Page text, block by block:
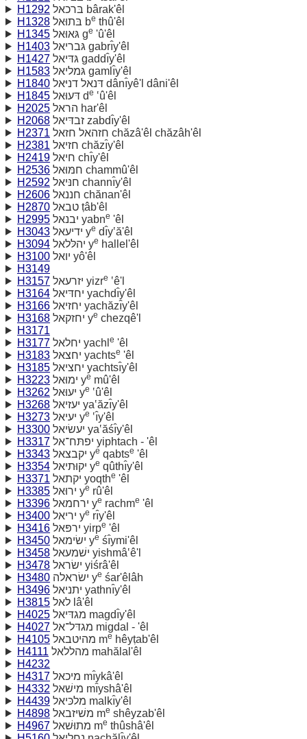
H1292
בּרכאל bârak'êl
H1328
בּתוּאל be thû'êl
H1345
גּאוּאל ge 'û'êl
H1403
גּבריאל gabrı̂y'êl
H1427
גּדּיאל gaddı̂y'êl
H1583
גּמליאל gamlı̂y'êl
H1840
דּנאל דניּאל dânı̂yê'l dâni'êl
H1845
דּעוּאל de ‛û'êl
H2025
הראל har'êl
H2068
זבדּיאל zabdı̂y'êl
H2371
חזהאל חזאל chăzâ'êl chăzâh'êl
H2381
חזיאל chăzı̂y'êl
H2419
חיאל chı̂y'êl
H2536
חמּוּאל chammû'êl
H2592
חנּיאל channı̂y'êl
H2606
חננאל chănan'êl
H2870
טבאל ṭâb'êl
H2995
יבנאל yabne 'êl
H3043
ידיעאל ye dı̂y‛ă'êl
H3094
יהלּלאל ye hallel'êl
H3100
יואל yô'êl
H3149
H3157
יזרעאל yizre ‛ê'l
H3164
יחדּיאל yachdı̂y'êl
H3166
יחזיאל yachăzı̂y'êl
H3168
יחזקאל ye chezqê'l
H3171
H3177
יחלאל yachl e 'êl
H3183
יחצאל yachtse 'êl
H3185
יחציאל yachtsı̂y'êl
H3223
ימוּאל ye mû'êl
H3262
יעוּאל ye ‛û'êl
H3268
יעזיאל ya‛ăzı̂y'êl
H3273
יעיאל ye ‛ı̂y'êl
H3300
יעשׂיאל ya‛ăśı̂y'êl
H3317
יפתּח־אל yiphtach - 'êl
H3343
יקבצאל ye qabtse 'êl
H3354
יקוּתיאל ye qûthı̂y'êl
H3371
יקתאל yoqthe 'êl
H3385
ירוּאל ye rû'êl
H3396
ירחמאל ye rachme 'êl
H3400
יריאל ye rı̂y'êl
H3416
ירפּאל yirpe 'êl
H3450
ישׂימאל ye śı̂ymi'êl
H3458
ישׁמעאל yishmâ‛ê'l
H3478
ישׂראל yiśrâ'êl
H3480
ישׂראלה ye śar'êlâh
H3496
יתניאל yathnı̂y'êl
H3815
לאל lâ'êl
H4025
מגדּיאל magdı̂y'êl
H4027
מגדּל־אל migdal - 'êl
H4105
מהיטבאל me hêyṭab'êl
H4111
מהללאל mahălal'êl
H4232
H4317
מיכאל mı̂ykâ'êl
H4332
מישׁאל mı̂yshâ'êl
H4439
מלכּיאל malkı̂y'êl
H4898
משׁיזבאל me shêyzab'êl
H4967
מתוּשׁאל me thûshâ'êl